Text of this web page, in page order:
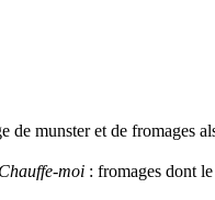
munster et de fromages
Chauffe-moi : fromages dont